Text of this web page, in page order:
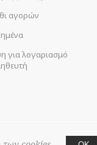
αγορών
για λογαριασμό